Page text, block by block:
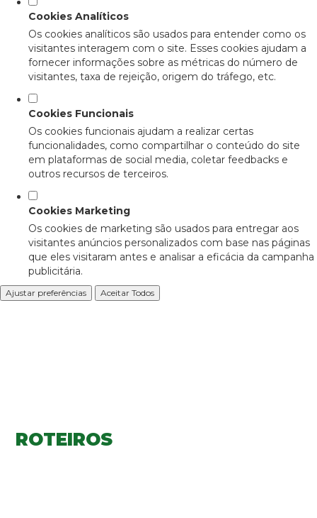
Cookies Analíticos
Os cookies analíticos são usados para entender como os
visitantes interagem com o site. Esses cookies ajudam a
fornecer informações sobre as métricas do número de
visitantes, taxa de rejeição, origem do tráfego, etc.
Cookies Funcionais
Os cookies funcionais ajudam a realizar certas
funcionalidades, como compartilhar o conteúdo do site
em plataformas de social media, coletar feedbacks e
outros recursos de terceiros.
Cookies Marketing
Os cookies de marketing são usados para entregar aos
visitantes anúncios personalizados com base nas páginas
que eles visitaram antes e analisar a eficácia da campanha
publicitária.
Ajustar preferências Aceitar Todos
ROTEIROS